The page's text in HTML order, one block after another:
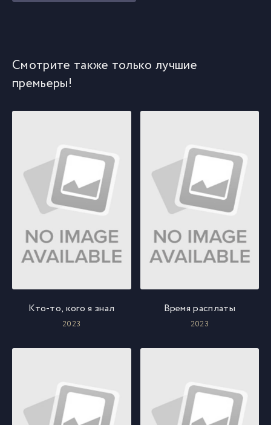
Смотрите также только лучшие
премьеры!
Кто-то, кого я знал
2023
Время расплаты
2023